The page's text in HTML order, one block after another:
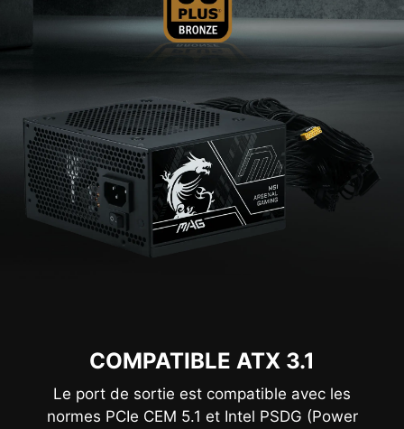
COMPATIBLE ATX 3.1
Le port de sortie est compatible avec les
normes PCIe CEM 5.1 et Intel PSDG (Power